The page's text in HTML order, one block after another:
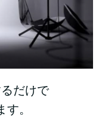
だけで
。